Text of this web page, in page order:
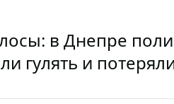
в Днепре
гулять и